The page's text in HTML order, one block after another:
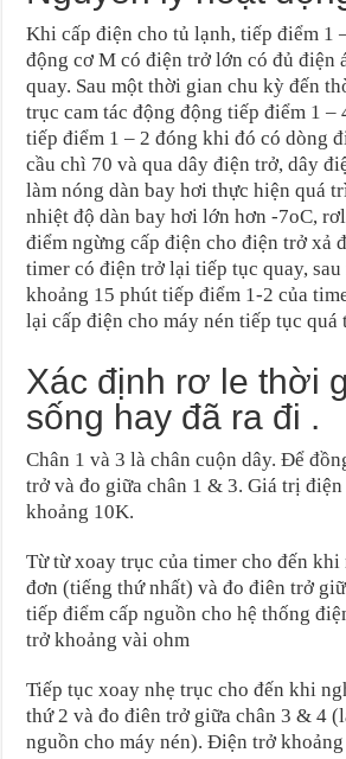
Khi cấp điện cho tủ lạnh, tiếp điểm 1
động cơ M có điện trở lớn có đủ điện
quay. Sau một thời gian chu kỳ đến
trục cam tác động động tiếp điểm 1 –
tiếp điểm 1 – 2 đóng khi đó có dòng
cầu chì 70 và qua dây điện trở, dây
làm nóng dàn bay hơi thực hiện quá
nhiệt độ dàn bay hơi lớn hơn -7oC,
điểm ngừng cấp điện cho điện trở xả
timer có điện trở lại tiếp tục quay,
khoảng 15 phút tiếp điểm 1-2 của
lại cấp điện cho máy nén tiếp tục quá
Xác định rơ le thời
sống hay đã ra đi .
Chân 1 và 3 là chân cuộn dây. Để
trở và đo giữa chân 1 & 3. Giá trị
khoảng 10K.
Từ từ xoay trục của timer cho đến
đơn (tiếng thứ nhất) và đo điên trở
tiếp điểm cấp nguồn cho hệ thống
trở khoảng vài ohm
Tiếp tục xoay nhẹ trục cho đến khi
thứ 2 và đo điên trở giữa chân 3 & 4
nguồn cho máy nén). Điện trở